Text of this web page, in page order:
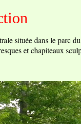
située dans le parc
et chapiteaux